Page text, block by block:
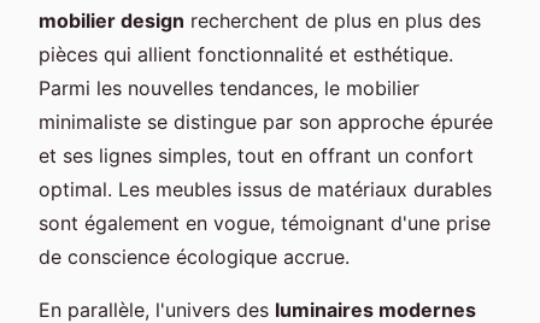
mobilier design recherchent de plus en plus des
pièces qui allient fonctionnalité et esthétique.
Parmi les nouvelles tendances, le mobilier
minimaliste se distingue par son approche épurée
et ses lignes simples, tout en offrant un confort
optimal. Les meubles issus de matériaux durables
sont également en vogue, témoignant d'une prise
de conscience écologique accrue.
En parallèle, l'univers des luminaires modernes